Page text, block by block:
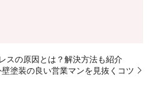
スの原因とは？解決方法も紹介
壁塗装の良い営業マンを見抜くコツ